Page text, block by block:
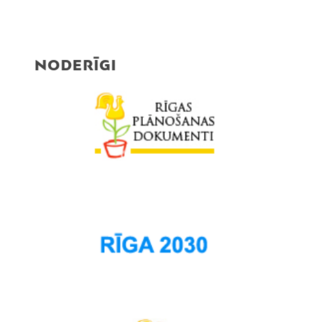
NODERĪGI